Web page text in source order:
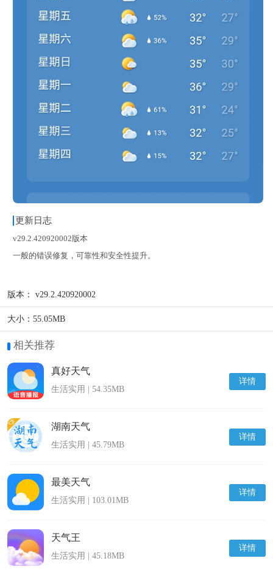
更新日志
v29.2.420920002版本
一般的错误修复，可靠性和安全性提升。
版本： v29.2.420920002
大小： 55.05MB
相关推荐
详情
真好天气
生活实用 | 54.35MB
详情
湖南天气
生活实用 | 45.79MB
详情
最美天气
生活实用 | 103.01MB
详情
天气王
生活实用 | 45.18MB